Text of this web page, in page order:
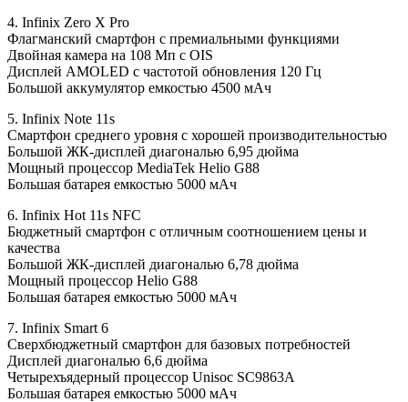
4. Infinix Zero X Pro
Флагманский смартфон с премиальными функциями
Двойная камера на 108 Мп с OIS
Дисплей AMOLED с частотой обновления 120 Гц
Большой аккумулятор емкостью 4500 мАч
5. Infinix Note 11s
Смартфон среднего уровня с хорошей производительностью
Большой ЖК-дисплей диагональю 6,95 дюйма
Мощный процессор MediaTek Helio G88
Большая батарея емкостью 5000 мАч
6. Infinix Hot 11s NFC
Бюджетный смартфон с отличным соотношением цены и
качества
Большой ЖК-дисплей диагональю 6,78 дюйма
Мощный процессор Helio G88
Большая батарея емкостью 5000 мАч
7. Infinix Smart 6
Сверхбюджетный смартфон для базовых потребностей
Дисплей диагональю 6,6 дюйма
Четырехъядерный процессор Unisoc SC9863A
Большая батарея емкостью 5000 мАч